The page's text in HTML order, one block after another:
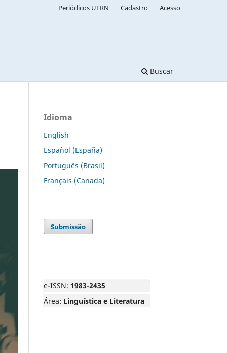
Buscar
Periódicos UFRN Cadastro Acesso
Idioma
English
Español (España)
Português (Brasil)
Français (Canada)
Submissão
e-ISSN: 1983-2435
Área: Linguística e Literatura